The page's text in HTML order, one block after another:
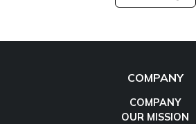
COMPANY
COMPANY
OUR MISSION